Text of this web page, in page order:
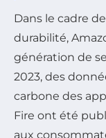
Dans le cadre
durabilité,
génération de
2023, des
carbone des
Fire ont été
aux